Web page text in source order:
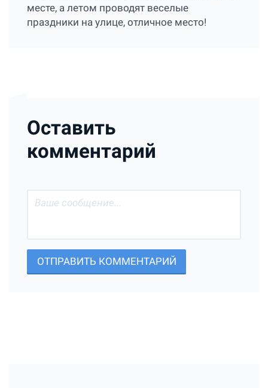
месте, а летом проводят веселые
праздники на улице, отличное место!
Оставить
комментарий
ОТПРАВИТЬ КОММЕНТАРИЙ